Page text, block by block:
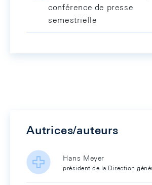
conférence de presse
semestrielle
Autrices/auteurs
Hans Meyer
président de la Direction